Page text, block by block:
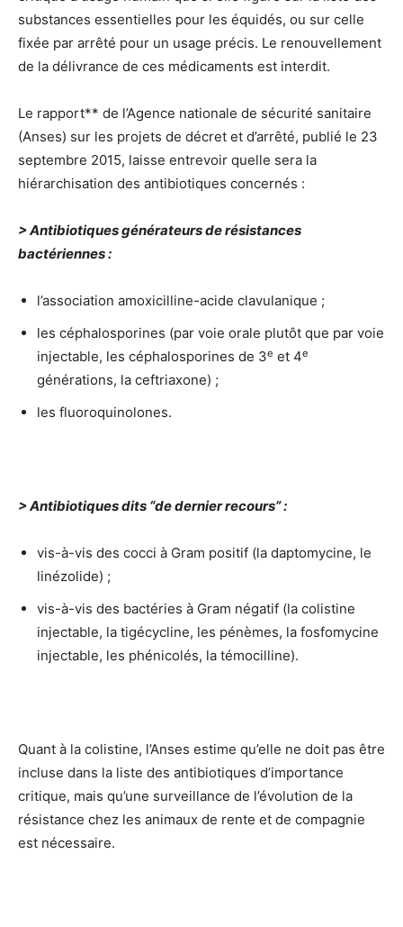
substances essentielles pour les équidés, ou sur celle
fixée par arrêté pour un usage précis. Le renouvellement
de la délivrance de ces médicaments est interdit.
Le rapport** de l’Agence nationale de sécurité sanitaire
(Anses) sur les projets de décret et d’arrêté, publié le 23
septembre 2015, laisse entrevoir quelle sera la
hiérarchisation des antibiotiques concernés :
> Antibiotiques générateurs de résistances
bactériennes :
l’association amoxicilline-acide clavulanique ;
les céphalosporines (par voie orale plutôt que par voie
injectable, les céphalosporines de 3e et 4e
générations, la ceftriaxone) ;
les fluoroquinolones.
> Antibiotiques dits “de dernier recours” :
vis-à-vis des cocci à Gram positif (la daptomycine, le
linézolide) ;
vis-à-vis des bactéries à Gram négatif (la colistine
injectable, la tigécycline, les pénèmes, la fosfomycine
injectable, les phénicolés, la témocilline).
Quant à la colistine, l’Anses estime qu’elle ne doit pas être
incluse dans la liste des antibiotiques d’importance
critique, mais qu’une surveillance de l’évolution de la
résistance chez les animaux de rente et de compagnie
est nécessaire.